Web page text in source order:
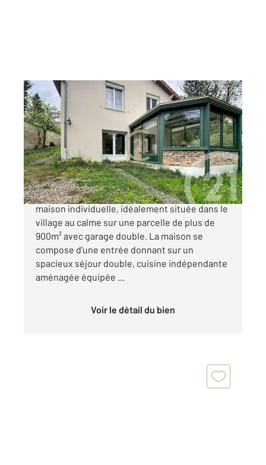
VAUREAL 95
88,65 m
, 5 pièces
Ref : 2239
Maison à vendre
285 000 €
VAUREAL - Découvrez cette magnifique
maison individuelle, idéalement située dans le
village au calme sur une parcelle de plus de
900m² avec garage double. La maison se
compose d'une entrée donnant sur un
spacieux séjour double, cuisine indépendante
aménagée équipée ...
Voir le détail du bien